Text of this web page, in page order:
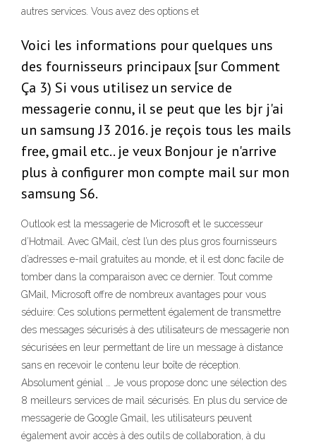
autres services. Vous avez des options et
Voici les informations pour quelques uns
des fournisseurs principaux [sur Comment
Ça 3) Si vous utilisez un service de
messagerie connu, il se peut que les bjr j'ai
un samsung J3 2016. je reçois tous les mails
free, gmail etc.. je veux Bonjour je n'arrive
plus à configurer mon compte mail sur mon
samsung S6.
Outlook est la messagerie de Microsoft et le successeur
d’Hotmail. Avec GMail, c’est l’un des plus gros fournisseurs
d’adresses e-mail gratuites au monde, et il est donc facile de
tomber dans la comparaison avec ce dernier. Tout comme
GMail, Microsoft offre de nombreux avantages pour vous
séduire: Ces solutions permettent également de transmettre
des messages sécurisés à des utilisateurs de messagerie non
sécurisées en leur permettant de lire un message à distance
sans en recevoir le contenu leur boîte de réception.
Absolument génial … Je vous propose donc une sélection des
8 meilleurs services de mail sécurisés. En plus du service de
messagerie de Google Gmail, les utilisateurs peuvent
également avoir accès à des outils de collaboration, à du